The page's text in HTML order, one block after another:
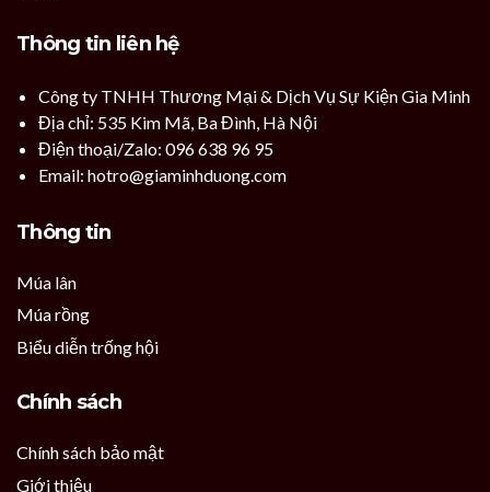
Thông tin liên hệ
Công ty TNHH Thương Mại & Dịch Vụ Sự Kiện Gia Minh
Địa chỉ: 535 Kim Mã, Ba Đình, Hà Nội
Điện thoại/Zalo: 096 638 96 95
Email: hotro@giaminhduong.com
Thông tin
Múa lân
Múa rồng
Biểu diễn trống hội
Chính sách
Chính sách bảo mật
Giới thiệu